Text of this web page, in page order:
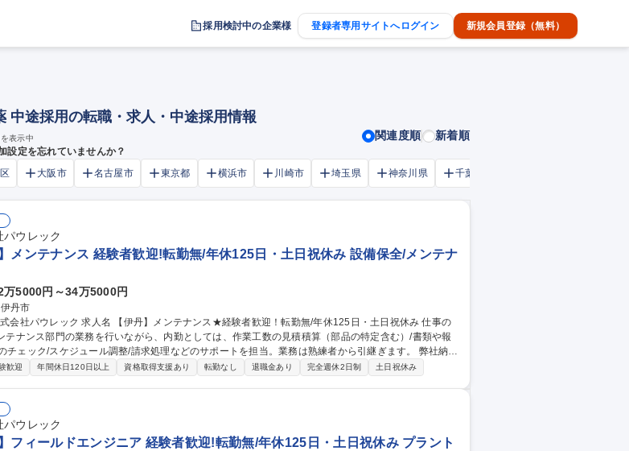
採用検討中の企業様 登録者専用サイトへログイン 新規会員登録（無料）
中途採用の転職・求人・中途採用情報
表示中 関連度順 新着順
設定を忘れていませんか？
大阪市 名古屋市 東京都 横浜市 川崎市 埼玉県 神奈川県 千葉市
パウレック
】メンテナンス 経験者歓迎!転勤無/年休125日・土日祝休み 設備保全/メンテナ
万5000円～34万5000円
丹市
】メンテナンス★経験者歓迎！転勤無/年休125日・土日祝休み 仕事の
テナンス部門の業務を行いながら、内勤としては、作業工数の見積積算（部品の特定含む）/書類や報
チェック/スケジュール調整/請求処理などのサポートを担当。業務は熟練者から引継ぎます。 弊社納入
体処理装置）に対して、客先に出向き、保守点検/修理/部品交換等のメンテナンス作業を実施します。
更の範囲：当社が定める業務全般 募集職種 【伊丹】メンテナンス★経験者歓迎！転勤無/
土日祝休み
歓迎 年間休日120日以上 資格取得支援あり 転勤なし 退職金あり 完全週休2日制 土日祝休み
パウレック
】フィールドエンジニア 経験者歓迎!転勤無/年休125日・土日祝休み プラント